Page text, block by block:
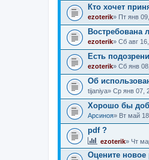
Кто хочет
ezoterik» Пт янв
Востребована
ezoterik» Сб авг
Есть
ezoterik» Сб янв
Об
tijaniya» Ср янв 07,
Хорошо бы
Арсиноя» Вт май
pdf ?
ezoterik» Чт
Оцените новое